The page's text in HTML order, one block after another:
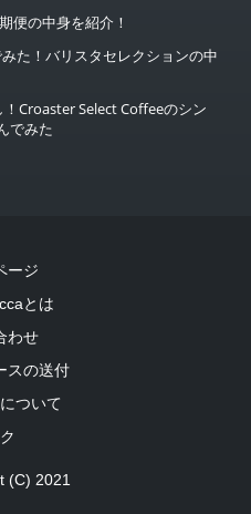
便の中身を紹介！
た！バリスタセレクションの中
Croaster Select Coffeeのシン
でみた
ージ
とは
わせ
スの送付
ついて
(C) 2021